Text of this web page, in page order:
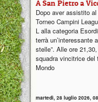
A San Pietro a
Dopo aver assistito
Torneo Campini
L alla categoria
terrà un’interessante
stelle”. Alle ore
squadra vincitrice del
Mondo
martedì, 28 luglio 2026,